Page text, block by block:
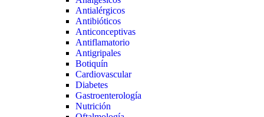
Antialérgicos
Antibióticos
Anticonceptivas
Antiflamatorio
Antigripales
Botiquín
Cardiovascular
Diabetes
Gastroenterología
Nutrición